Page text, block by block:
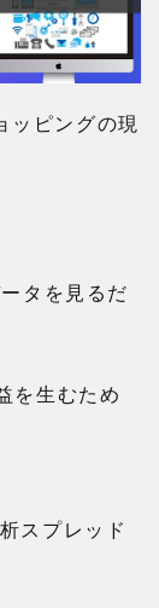
ッピングの現
タを見るだ
を生むため
スプレッド